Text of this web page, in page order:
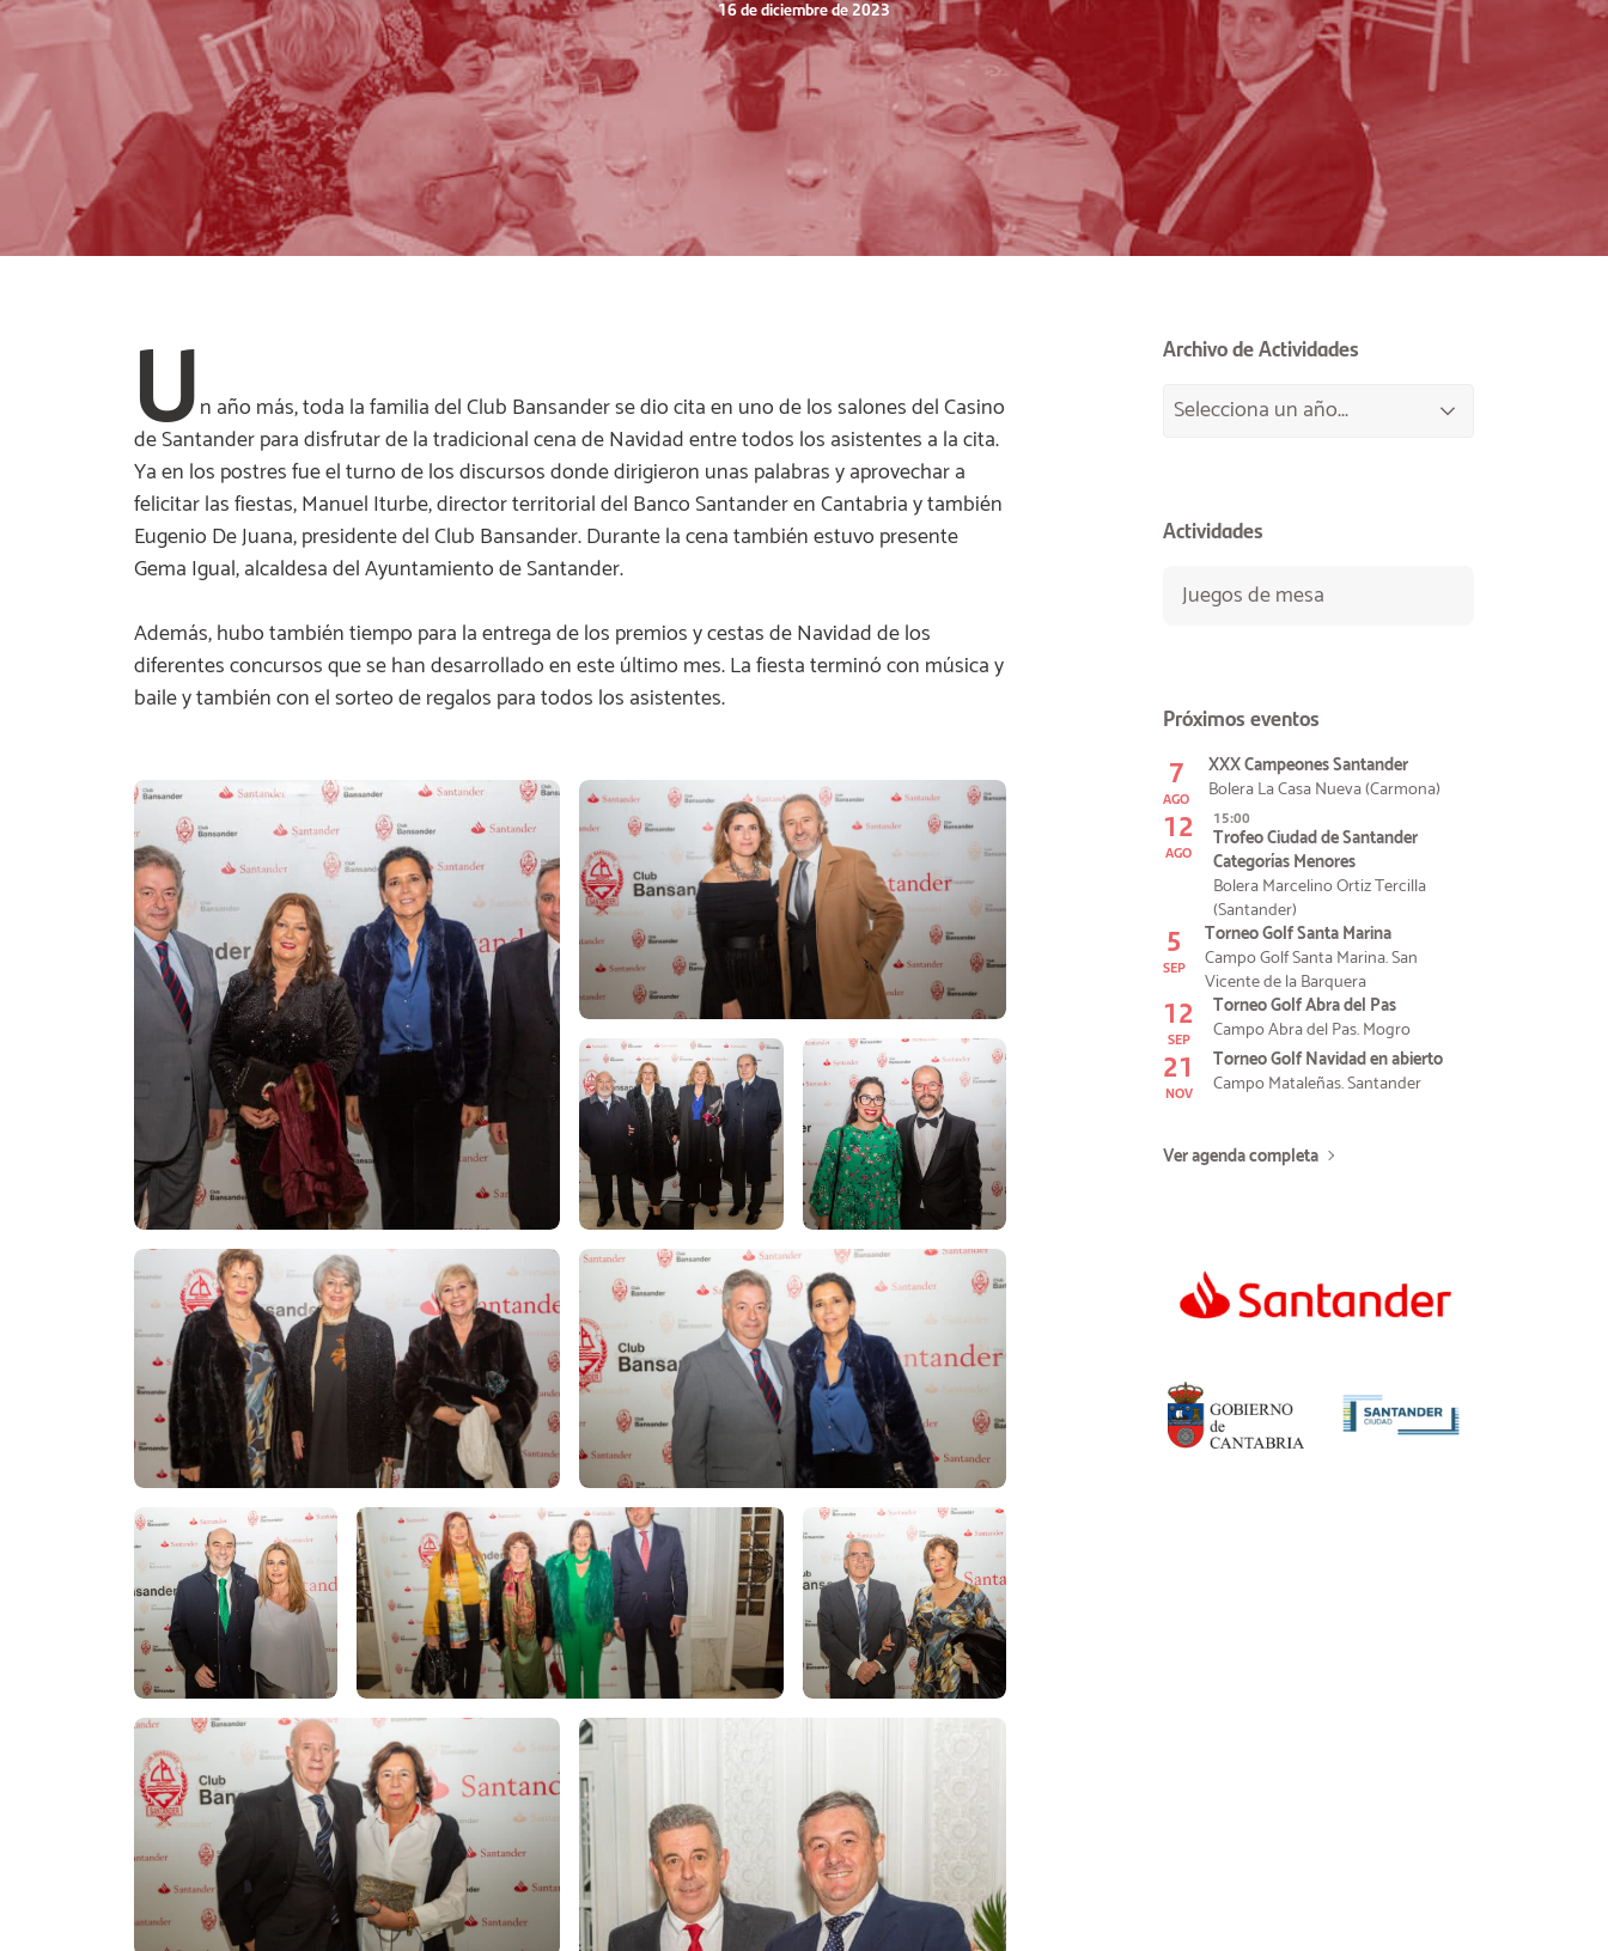
16 de diciembre de 2023
Un año más, toda la familia del Club Bansander se dio cita en uno de los salones del Casino
de Santander para disfrutar de la tradicional cena de Navidad entre todos los asistentes a la cita.
Ya en los postres fue el turno de los discursos donde dirigieron unas palabras y aprovechar a
felicitar las fiestas, Manuel Iturbe, director territorial del Banco Santander en Cantabria y también
Eugenio De Juana, presidente del Club Bansander. Durante la cena también estuvo presente
Gema Igual, alcaldesa del Ayuntamiento de Santander.
Además, hubo también tiempo para la entrega de los premios y cestas de Navidad de los
diferentes concursos que se han desarrollado en este último mes. La fiesta terminó con música y
baile y también con el sorteo de regalos para todos los asistentes.
Archivo de Actividades
Actividades
Juegos de mesa
Próximos eventos
7
AGO
XXX Campeones Santander
Bolera La Casa Nueva (Carmona)
12
AGO
15:00
Trofeo Ciudad de Santander
Categorías Menores
Bolera Marcelino Ortiz Tercilla
(Santander)
5
SEP
Torneo Golf Santa Marina
Campo Golf Santa Marina. San
Vicente de la Barquera
12
SEP
Torneo Golf Abra del Pas
Campo Abra del Pas. Mogro
21
NOV
Torneo Golf Navidad en abierto
Campo Mataleñas. Santander
Ver agenda completa